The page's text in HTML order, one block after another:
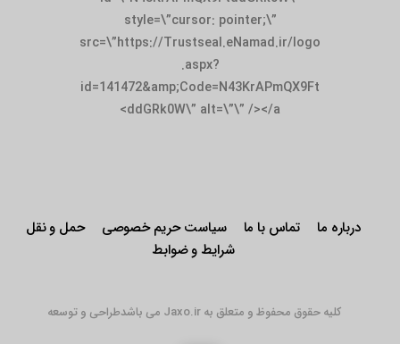
style=\”cursor: pointer;\”
src=\”https://Trustseal.eNamad.ir/logo
.aspx?
id=141472&amp;Code=N43KrAPmQX9Ft
ddGRk0W\” alt=\”\” /></a>
درباره ما تماس با ما سیاست حریم خصوصی
حمل و نقل
شرایط و ضوابط
کلیه حقوق محفوظ و متعلق به Jaxo.ir می باشد طراحی و توسعه